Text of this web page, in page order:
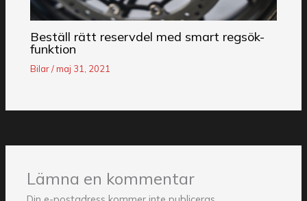
Beställ rätt reservdel med smart regsök-
funktion
Bilar/maj 31, 2021
Lämna en kommentar